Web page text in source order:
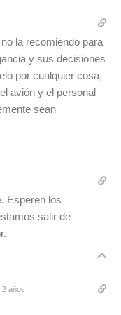
la recomiendo para
y sus decisiones
por cualquier cosa,
avión y el personal
sean
Esperen los
salir de
2 años